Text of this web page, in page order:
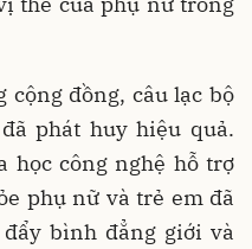
cộng đồng, câu lạc bộ
phát huy hiệu quả.
học công nghệ hỗ trợ
phụ nữ và trẻ em đã
bình đẳng giới và